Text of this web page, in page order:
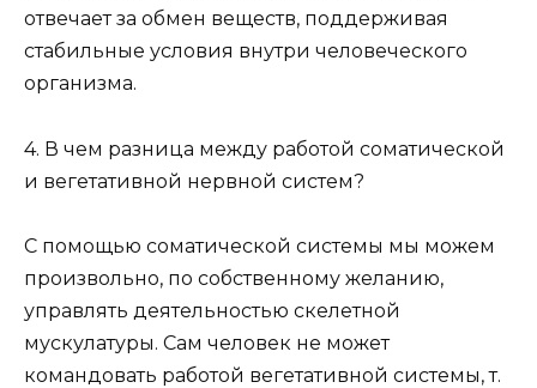
отвечает за обмен веществ, поддерживая
стабильные условия внутри человеческого
организма.
4. В чем разница между работой соматической
и вегетативной нервной систем?
С помощью соматической системы мы можем
произвольно, по собственному желанию,
управлять деятельностью скелетной
мускулатуры. Сам человек не может
командовать работой вегетативной системы, т.